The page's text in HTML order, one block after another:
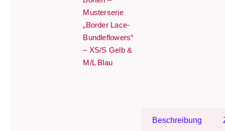
Musterserie
„Border Lace-
Bundleflowers“
– XS/S Gelb &
M/L Blau
Beschreibung